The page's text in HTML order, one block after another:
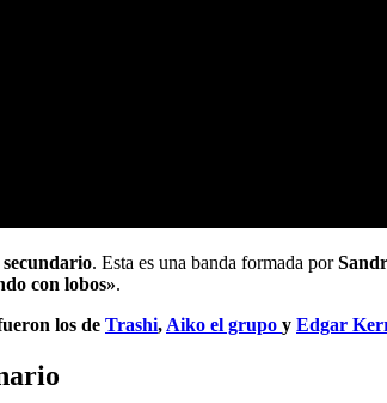
secundario. Esta es una banda formada por
con lobos».
los de Trashi, Aiko el grupo y Edgar